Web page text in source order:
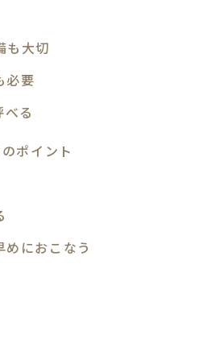
も大切
必要
る
ポイント
におこなう